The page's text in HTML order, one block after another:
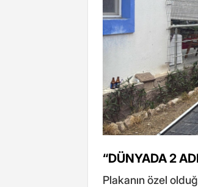
“DÜNYADA 2
Plakanın özel